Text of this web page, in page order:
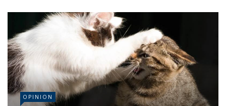
OPINION